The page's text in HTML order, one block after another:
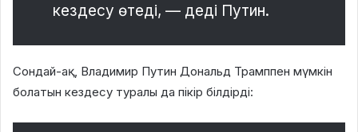
кездесу өтеді, — деді Путин.
Сондай-ақ, Владимир Путин Дональд Трамппен мүмкін
болатын кездесу туралы да пікір білдірді: